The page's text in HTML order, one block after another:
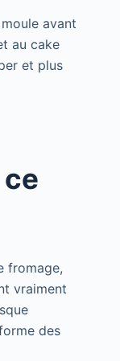
avant
au cake
et plus
ce
fromage,
vraiment
des